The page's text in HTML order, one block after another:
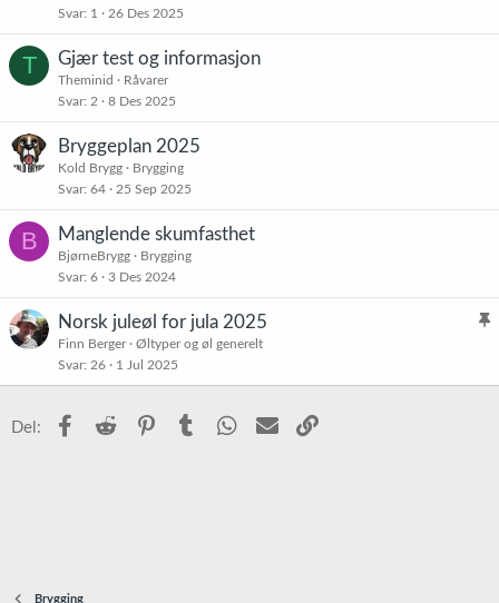
Svar 1 26 Des 2025
T Gjær test og informasjon
Theminid
Råvarer
Svar 2 8 Des 2025
Bryggeplan 2025
Kold Brygg
Brygging
Svar 64 25 Sep 2025
B Manglende skumfasthet
BjørneBrygg
Brygging
Svar 6 3 Des 2024
K
s
Norsk juleøl for jula 2025
Finn Berger
Øltyper og øl generelt
Svar 26 1 Jul 2025
Del: Facebook
Reddit PinterestTumblr WhatsApp
E-post
Brygging